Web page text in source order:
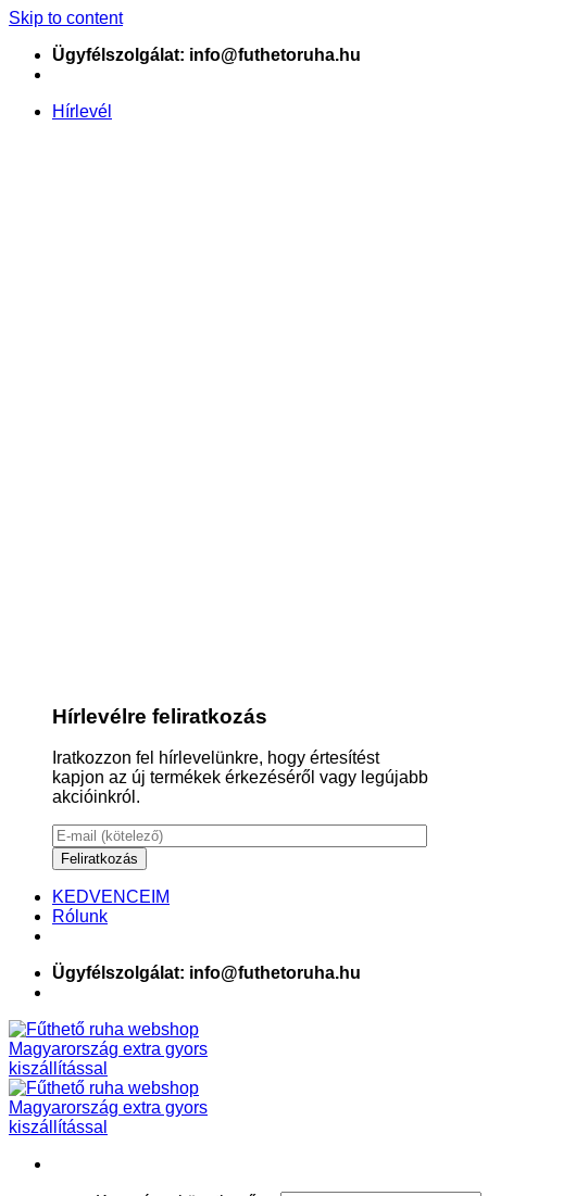
Skip to content
Ügyfélszolgálat: info@futhetoruha.hu
Hírlevél
Hírlevélre feliratkozás
Iratkozzon fel hírlevelünkre, hogy értesítést
kapjon az új termékek érkezéséről vagy legújabb
akcióinkról.
KEDVENCEIM
Rólunk
Ügyfélszolgálat: info@futhetoruha.hu